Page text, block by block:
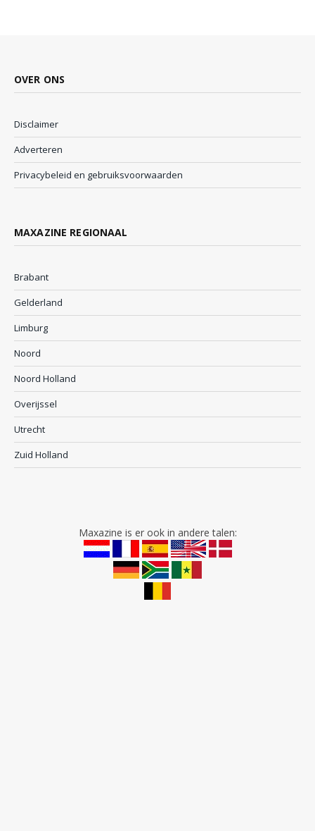
OVER ONS
Disclaimer
Adverteren
Privacybeleid en gebruiksvoorwaarden
MAXAZINE REGIONAAL
Brabant
Gelderland
Limburg
Noord
Noord Holland
Overijssel
Utrecht
Zuid Holland
Maxazine is er ook in andere talen: